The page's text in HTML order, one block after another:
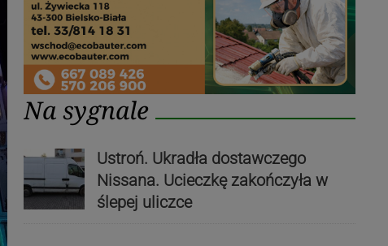
Na sygnale
Ustroń. Ukradła dostawczego
Nissana. Ucieczkę zakończyła w
ślepej uliczce